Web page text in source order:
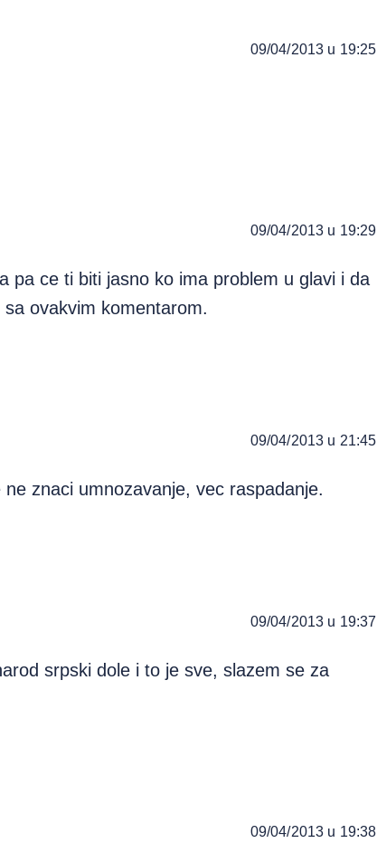
09/04/2013 u 19:25
09/04/2013 u 19:29
pa ce ti biti jasno ko ima problem u glavi i da
ovakvim komentarom.
09/04/2013 u 21:45
znaci umnozavanje, vec raspadanje.
09/04/2013 u 19:37
srpski dole i to je sve, slazem se za
09/04/2013 u 19:38